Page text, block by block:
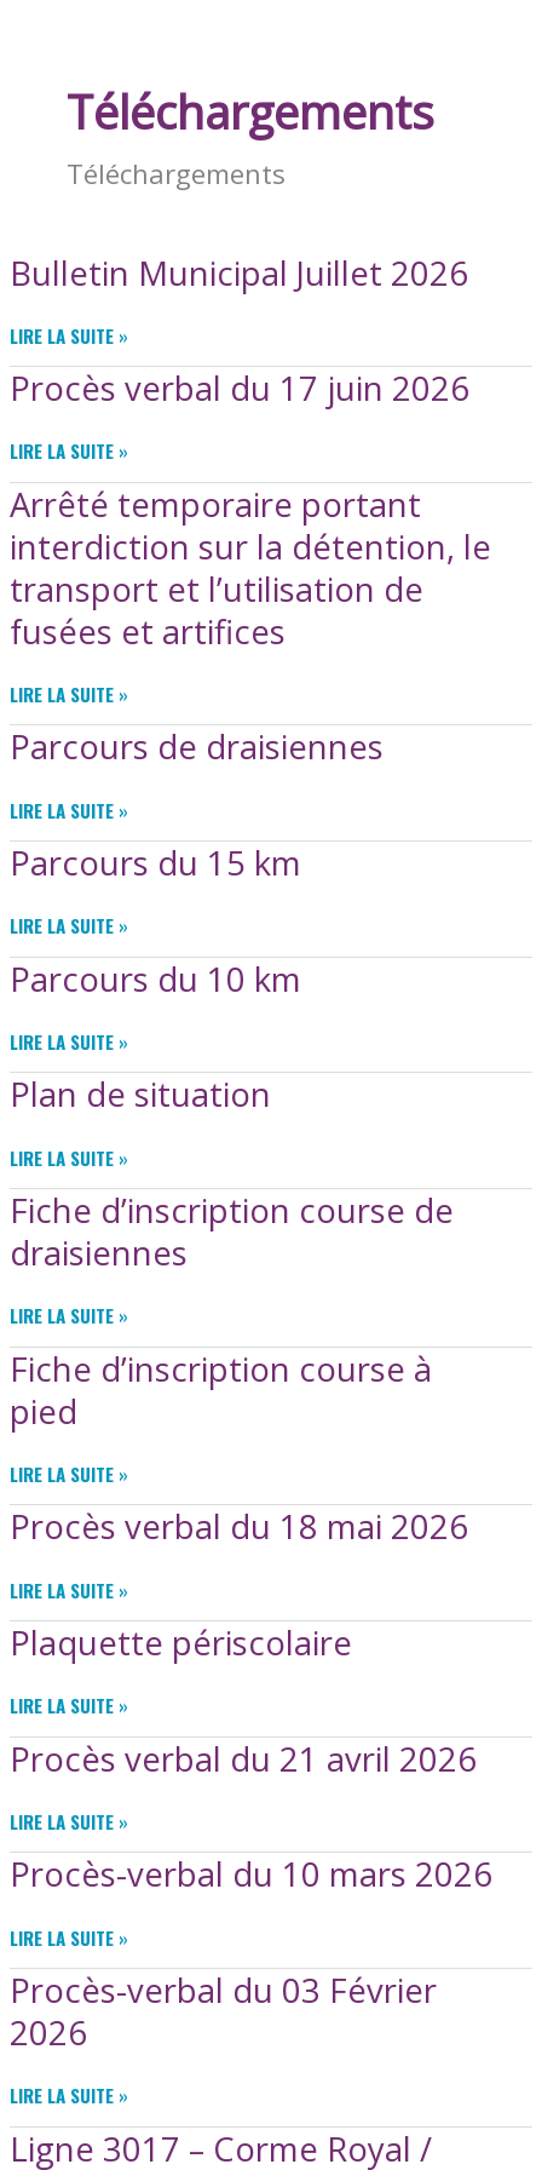
Téléchargements
Téléchargements
Bulletin Municipal Juillet 2026
BULLETIN
MUNICIPAL
JUILLET
LIRE LA SUITE »
Procès verbal du 17 juin 2026
PROCÈS
VERBAL
DU
17
JUIN
2026
LIRE LA SUITE »
Arrêté temporaire portant
interdiction sur la détention, le
transport et l’utilisation de
fusées et artifices
ARRÊTÉ
TEMPORAIRE
PORTANT
SUR
LA
DÉTENTION,
LE
ET
L’UTILISATION
DE
ET
ARTIFICES
LIRE LA SUITE »
Parcours de draisiennes
PARCOURS
DE
DRAISIENNES
LIRE LA SUITE »
Parcours du 15 km
PARCOURS
DU
15
LIRE LA SUITE »
Parcours du 10 km
PARCOURS
DU
10
LIRE LA SUITE »
Plan de situation
PLAN
DE
SITUATION
LIRE LA SUITE »
Fiche d’inscription course de
draisiennes
FICHE
D’INSCRIPTION
COURSE
DRAISIENNES
LIRE LA SUITE »
Fiche d’inscription course à
pied
FICHE
D’INSCRIPTION
COURSE
PIED
LIRE LA SUITE »
Procès verbal du 18 mai 2026
PROCÈS
VERBAL
DU
MAI
2026
LIRE LA SUITE »
Plaquette périscolaire
PLAQUETTE
PÉRISCOLAIRE
LIRE LA SUITE »
Procès verbal du 21 avril 2026
PROCÈS
VERBAL
DU
AVRIL
2026
LIRE LA SUITE »
Procès-verbal du 10 mars 2026
PROCÈS-
VERBAL
DU
10
MARS
LIRE LA SUITE »
Procès-verbal du 03 Février
2026
PROCÈS-
VERBAL
DU
LIRE LA SUITE »
Ligne 3017 – Corme Royal /